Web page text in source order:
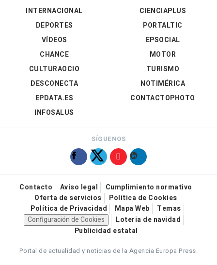
INTERNACIONAL
DEPORTES
VÍDEOS
CIENCIAPLUS
PORTALTIC
EPSOCIAL
CHANCE
CULTURAOCIO
DESCONECTA
EPDATA.ES
INFOSALUS
MOTOR
TURISMO
NOTIMÉRICA
CONTACTOPHOTO
SÍGUENOS
Contacto Aviso legal
Cumplimiento normativo
Oferta de servicios
Política de Cookies
Política de Privacidad
Mapa Web
Temas
Configuración de Cookies
Loteria de navidad
Publicidad estatal
Portal de actualidad y noticias de la Agencia Europa Press.